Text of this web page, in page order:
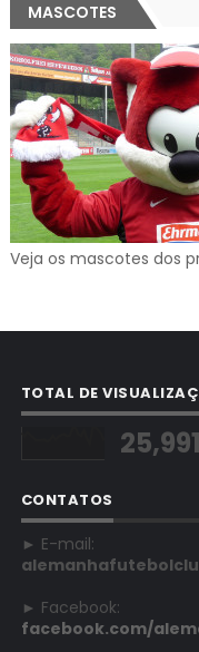
MASCOTES
Veja os mascotes dos
TOTAL DE
CONTATOS
► E-mail:
► Facebook:
facebook.com/